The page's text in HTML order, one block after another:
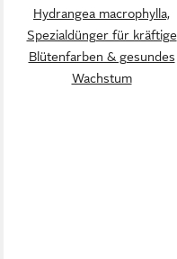
Hydrangea macrophylla,
Spezialdünger für kräftige
Blütenfarben & gesundes
Wachstum